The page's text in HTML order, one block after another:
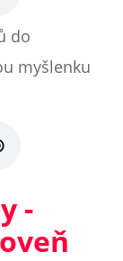
do
myšlenku
-